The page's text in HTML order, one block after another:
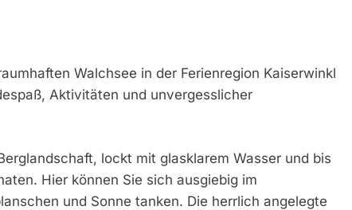
Walchsee in der Ferienregion Kaiserwinkl
Aktivitäten und unvergesslicher
lockt mit glasklarem Wasser und bis
Hier können Sie sich ausgiebig im
und Sonne tanken. Die herrlich angelegte